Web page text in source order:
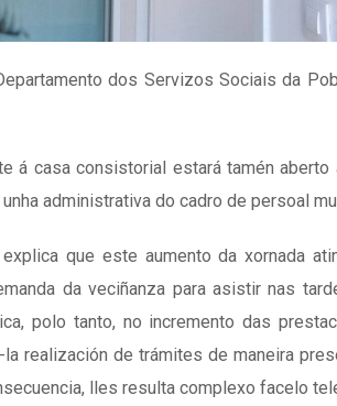
dos Servizos Sociais da
á casa consistorial estará tamén
administrativa do cadro de persoal
que este aumento da xornada
da veciñanza para asistir nas
polo tanto, no incremento das
realización de trámites de maneira
lles resulta complexo facelo